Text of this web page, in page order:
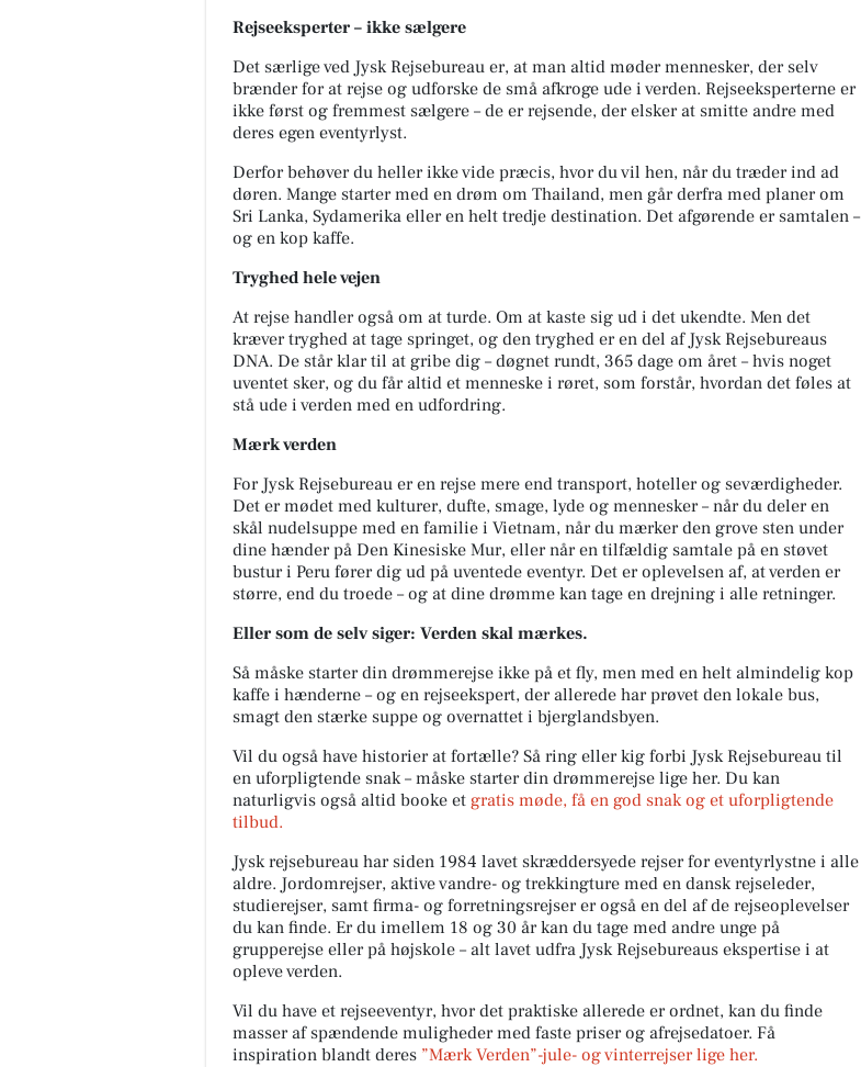
Rejseeksperter – ikke sælgere
Det særlige ved Jysk Rejsebureau er, at man altid møder mennesker, der selv
brænder for at rejse og udforske de små afkroge ude i verden. Rejseeksperterne er
ikke først og fremmest sælgere – de er rejsende, der elsker at smitte andre med
deres egen eventyrlyst.
Derfor behøver du heller ikke vide præcis, hvor du vil hen, når du træder ind ad
døren. Mange starter med en drøm om Thailand, men går derfra med planer om
Sri Lanka, Sydamerika eller en helt tredje destination. Det afgørende er samtalen –
og en kop kaffe.
Tryghed hele vejen
At rejse handler også om at turde. Om at kaste sig ud i det ukendte. Men det
kræver tryghed at tage springet, og den tryghed er en del af Jysk Rejsebureaus
DNA. De står klar til at gribe dig – døgnet rundt, 365 dage om året – hvis noget
uventet sker, og du får altid et menneske i røret, som forstår, hvordan det føles at
stå ude i verden med en udfordring.
Mærk verden
For Jysk Rejsebureau er en rejse mere end transport, hoteller og seværdigheder.
Det er mødet med kulturer, dufte, smage, lyde og mennesker – når du deler en
skål nudelsuppe med en familie i Vietnam, når du mærker den grove sten under
dine hænder på Den Kinesiske Mur, eller når en tilfældig samtale på en støvet
bustur i Peru fører dig ud på uventede eventyr. Det er oplevelsen af, at verden er
større, end du troede – og at dine drømme kan tage en drejning i alle retninger.
Eller som de selv siger: Verden skal mærkes.
Så måske starter din drømmerejse ikke på et fly, men med en helt almindelig kop
kaffe i hænderne – og en rejseekspert, der allerede har prøvet den lokale bus,
smagt den stærke suppe og overnattet i bjerglandsbyen.
Vil du også have historier at fortælle? Så ring eller kig forbi Jysk Rejsebureau til
en uforpligtende snak – måske starter din drømmerejse lige her. Du kan
naturligvis også altid booke et gratis møde, få en god snak og et uforpligtende
tilbud.
Jysk rejsebureau har siden 1984 lavet skræddersyede rejser for eventyrlystne i alle
aldre. Jordomrejser, aktive vandre- og trekkingture med en dansk rejseleder,
studierejser, samt firma- og forretningsrejser er også en del af de rejseoplevelser
du kan finde. Er du imellem 18 og 30 år kan du tage med andre unge på
grupperejse eller på højskole – alt lavet udfra Jysk Rejsebureaus ekspertise i at
opleve verden.
Vil du have et rejseeventyr, hvor det praktiske allerede er ordnet, kan du finde
masser af spændende muligheder med faste priser og afrejsedatoer. Få
inspiration blandt deres ”Mærk Verden”-jule- og vinterrejser lige her.